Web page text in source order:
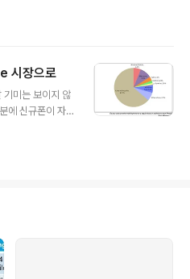
. 모바일 ESPN
비스 하였다. M
게임 VM, 알림
층을 확보하고
가 필요했던
시장으로
기미는 보이지 않
에 신규폰이 자
기에 바쁘고 신
터넷이 가능한
라는 공식 아래
분하는게 일반
져버렸고, 그 뒤
이 훌륭한